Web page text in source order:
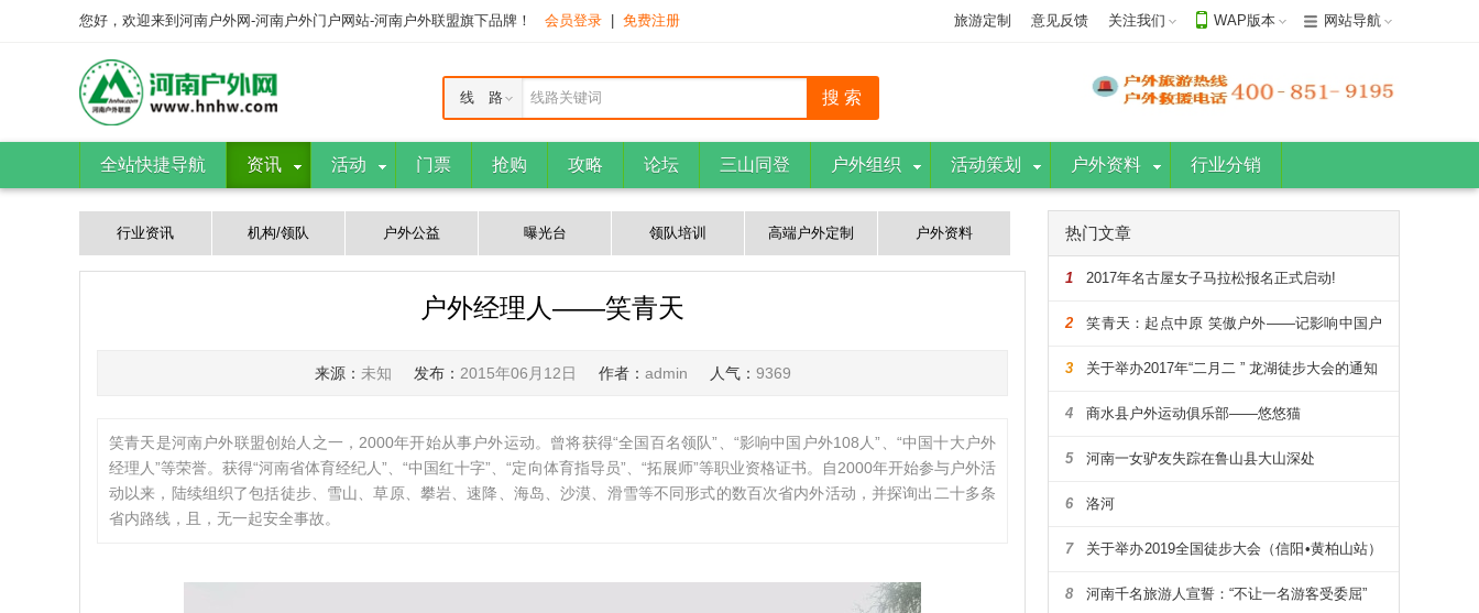
您好，欢迎来到河南户外网-河南户外门户网站-河南户外联盟旗下品牌！ 会员登录 免费注册 旅游定制 意见反馈 关注我们 WAP版本 网站导航
线路关键词
线 路
全站快捷导航 资讯 活动 门票 抢购 攻略 论坛 三山同登 户外组织 活动策划 户外资料 行业分销
行业资讯 机构/领队 户外公益 曝光台 领队培训 高端户外定制 户外资料
户外经理人——笑青天
来源： 未知 发布： 2015年06月12日 作者： admin 人气： 9369
笑青天是河南户外联盟创始人之一，2000年开始从事户外运动。曾将获得“全国百名领队”、“影响中国户外108人”、“中国十大户外
经理人”等荣誉。获得“河南省体育经纪人”、“中国红十字”、“定向体育指导员”、“拓展师”等职业资格证书。自2000年开始参与户外活
动以来，陆续组织了包括徒步、雪山、草原、攀岩、速降、海岛、沙漠、滑雪等不同形式的数百次省内外活动，并探询出二十多条
省内路线，且，无一起安全事故。
热门文章
1 2017年名古屋女子马拉松报名正式启动!
2 笑青天：起点中原 笑傲户外——记影响中国户
外的108人
3 关于举办2017年“二月二 ” 龙湖徒步大会的通知
4 商水县户外运动俱乐部——悠悠猫
5 河南一女驴友失踪在鲁山县大山深处
6 洛河
7 关于举办2019全国徒步大会（信阳•黄柏山站）
暨第四届河南省户外露营大会通知
8 河南千名旅游人宣誓：“不让一名游客受委屈”